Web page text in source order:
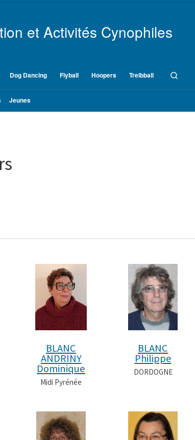
Jeunes
et Activités Cynophiles
Dog Dancing Flyball Hoopers Treibball
BLANC
ANDRINY
Dominique
Midi Pyrénée
BLANC
Philippe
DORDOGNE